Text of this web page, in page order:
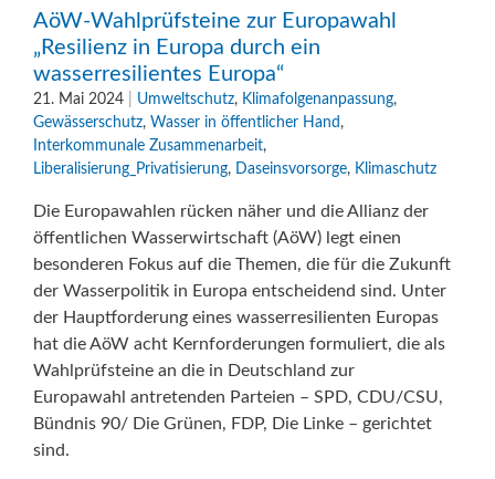
AöW-Wahlprüfsteine zur Europawahl
„Resilienz in Europa durch ein
wasserresilientes Europa“
21. Mai 2024 Umweltschutz, Klimafolgenanpassung,
Gewässerschutz, Wasser in öffentlicher Hand ,
Interkommunale Zusammenarbeit,
Liberalisierung_Privatisierung, Daseinsvorsorge, Klimaschutz
Die Europawahlen rücken näher und die Allianz der
öffentlichen Wasserwirtschaft (AöW) legt einen
besonderen Fokus auf die Themen, die für die Zukunft
der Wasserpolitik in Europa entscheidend sind. Unter
der Hauptforderung eines wasserresilienten Europas
hat die AöW acht Kernforderungen formuliert, die als
Wahlprüfsteine an die in Deutschland zur
Europawahl antretenden Parteien – SPD, CDU/CSU,
Bündnis 90/ Die Grünen, FDP, Die Linke – gerichtet
sind.